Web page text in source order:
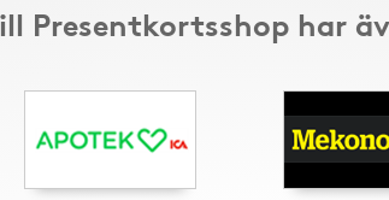
Presentkortsshop har